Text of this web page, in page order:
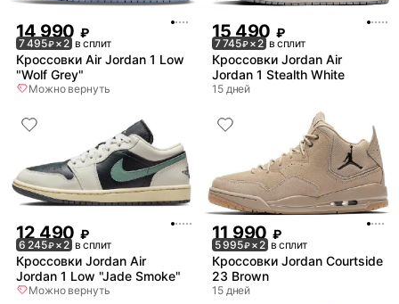
14 990 ₽
7 495₽× 2 в сплит
Кроссовки Air Jordan 1 Low
"Wolf Grey"
Можно вернуть
15 490 ₽
7 745₽× 2 в сплит
Кроссовки Jordan Air
Jordan 1 Stealth White
15 дней
12 490 ₽
6 245₽× 2 в сплит
Кроссовки Jordan Air
Jordan 1 Low "Jade Smoke"
Можно вернуть
11 990 ₽
5 995₽× 2 в сплит
Кроссовки Jordan Courtside
23 Brown
15 дней